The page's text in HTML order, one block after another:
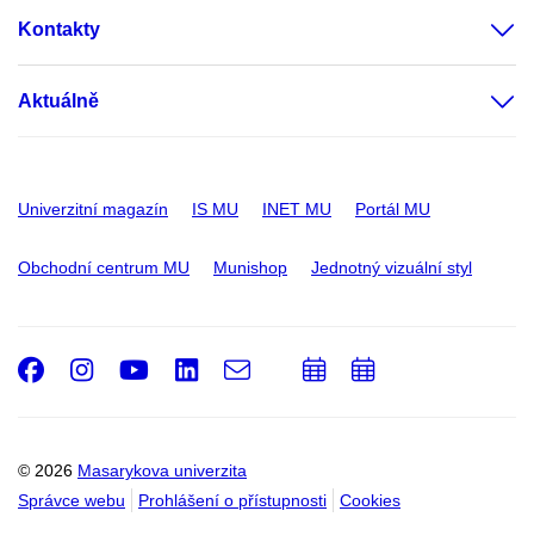
Kontakty
Aktuálně
Univerzitní magazín IS MU INET MU Portál MU
Obchodní centrum MU Munishop Jednotný vizuální styl
© 2026 Masarykova univerzita
Správce webu
Prohlášení o přístupnosti Cookies
Facebook
Instagram
Youtube
LinkedIn
e-
PřidatPřidat